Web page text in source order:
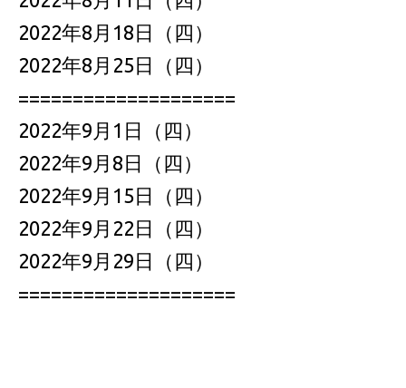
2022年8月18日（四）
2022年8月25日（四）
====================
2022年9月1日（四）
2022年9月8日（四）
2022年9月15日（四）
2022年9月22日（四）
2022年9月29日（四）
====================